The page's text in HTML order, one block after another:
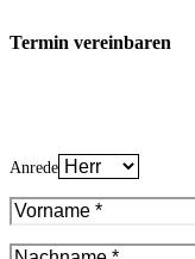
Termin vereinbaren
Anrede